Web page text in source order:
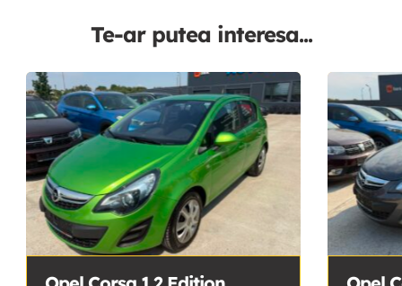
Te-ar putea interesa...